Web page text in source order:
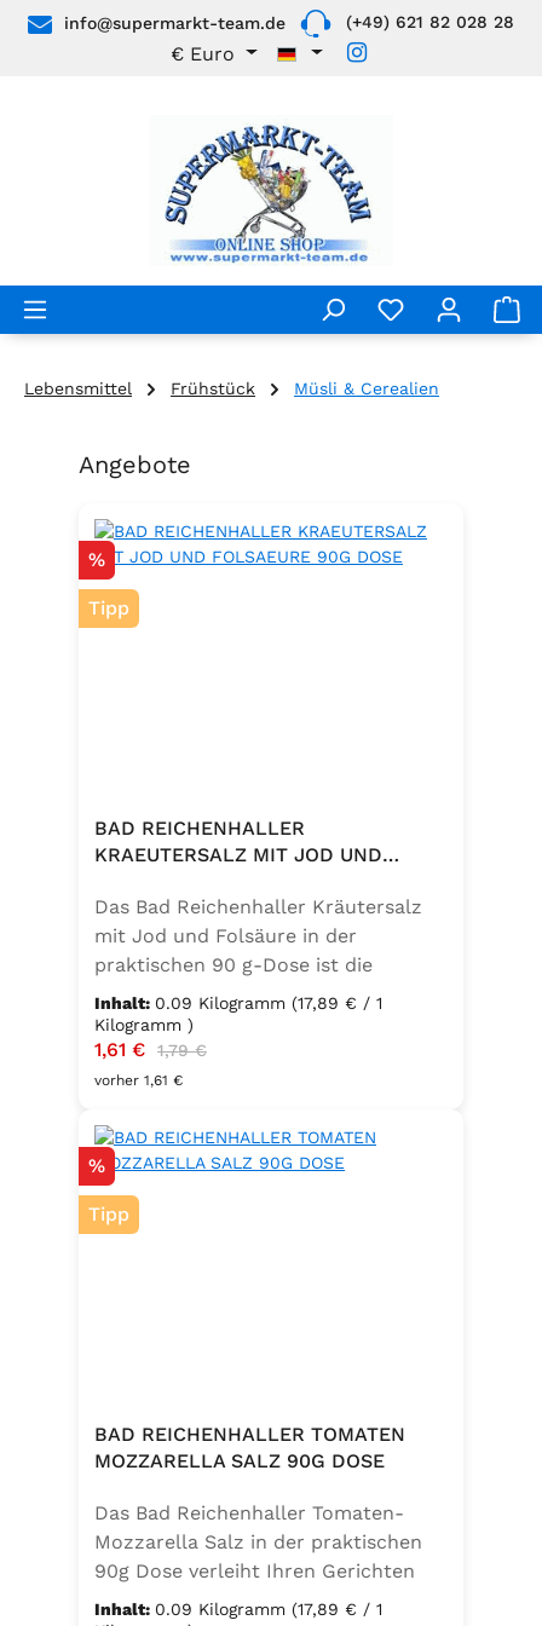
Zum Hauptinhalt springen
info@supermarkt-team.de (+49) 621 82 028 28
€ Euro
Lebensmittel Frühstück Müsli & Cerealien
Produktgalerie überspringen
Angebote
Rabatt
%
Tipp
BAD REICHENHALLER
KRAEUTERSALZ MIT JOD UND
Das Bad Reichenhaller Kräutersalz
mit Jod und Folsäure in der
praktischen 90 g-Dose ist die
aromatische Würzmischung für eine
bewusste Ernährung. Fein
abgestimmte Gartenkräuter
verbinden sich mit hochwertigem
Küchenhelfer. Ideal zum Würzen von
Suppen, Salaten, Gemüse- und
Kartoffelgerichten. Geeignet für die
vegetarische und vegane Küche
Lorbeer, Rosmarin, Oregano,
Thymian), Trennmittel Calciumsalze
Kaliumjodat.
Inhalt: 0.09 Kilogramm (17,89 € / 1
Kilogramm )
Verkaufspreis:
1,61 € Regulärer Preis:
1,79 €
vorher 1,61 €
Rabatt
%
Tipp
BAD REICHENHALLER TOMATEN
MOZZARELLA SALZ 90G DOSE
Das Bad Reichenhaller Tomaten-
Mozzarella Salz in der praktischen
90g Dose verleiht Ihren Gerichten
eine mediterrane Note. Ideal für
Inhalt: 0.09 Kilogramm (17,89 € / 1